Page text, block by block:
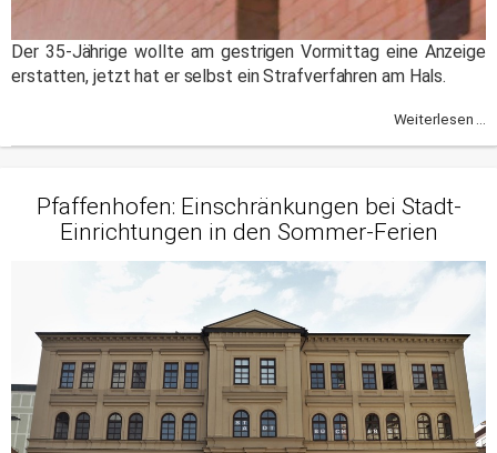
Der 35-Jährige wollte am gestrigen Vormittag eine Anzeige
erstatten, jetzt hat er selbst ein Strafverfahren am Hals.
Weiterlesen ...
Pfaffenhofen: Einschränkungen bei Stadt-
Einrichtungen in den Sommer-Ferien